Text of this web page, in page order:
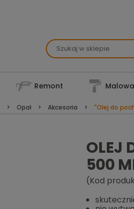
Remont
Opał Akcesoria "Olej do
OLEJ
500
(Kod